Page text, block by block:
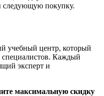
следующую покупку.
учебный центр, который
специалистов. Каждый
эксперт и
максимальную скидку